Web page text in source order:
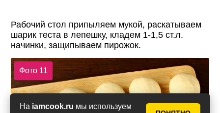
На iamcook.ru мы используем
Рабочий стол припыляем мукой, раскатываем
шарик теста в лепешку, кладем 1-1,5 ст.л.
начинки, защипываем пирожок.
Фото 11